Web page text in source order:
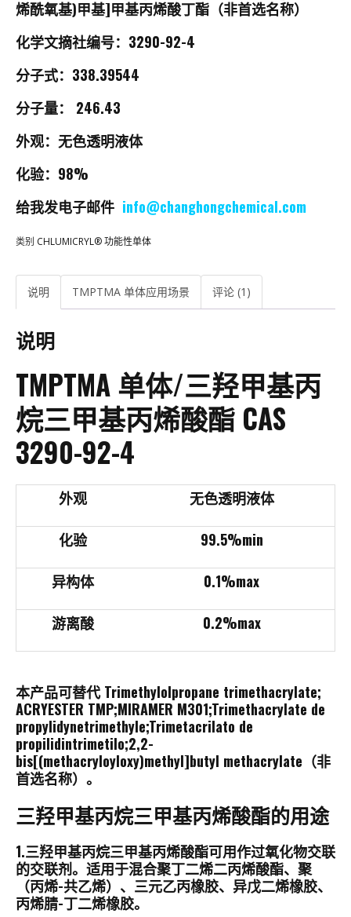
烯酰氧基)甲基]甲基丙烯酸丁酯（非首选名称）
化学文摘社编号：3290-92-4
分子式：338.39544
分子量： 246.43
外观：无色透明液体
化验：98%
给我发电子邮件 info@changhongchemical.com
类别 CHLUMICRYL® 功能性单体
说明 TMPTMA 单体应用场景 评论 (1)
说明
TMPTMA 单体/三羟甲基丙
烷三甲基丙烯酸酯 CAS
3290-92-4
外观 无色透明液体
化验 99.5%min
异构体 0.1%max
游离酸 0.2%max
本产品可替代 Trimethylolpropane trimethacrylate;
ACRYESTER TMP;MIRAMER M301;Trimethacrylate de
propylidynetrimethyle;Trimetacrilato de
propilidintrimetilo;2,2-
bis[(methacryloyloxy)methyl]butyl methacrylate（非
首选名称）。
三羟甲基丙烷三甲基丙烯酸酯的用途
1.三羟甲基丙烷三甲基丙烯酸酯可用作过氧化物交联
的交联剂。适用于混合聚丁二烯二丙烯酸酯、聚
（丙烯-共乙烯）、三元乙丙橡胶、异戊二烯橡胶、
丙烯腈-丁二烯橡胶。